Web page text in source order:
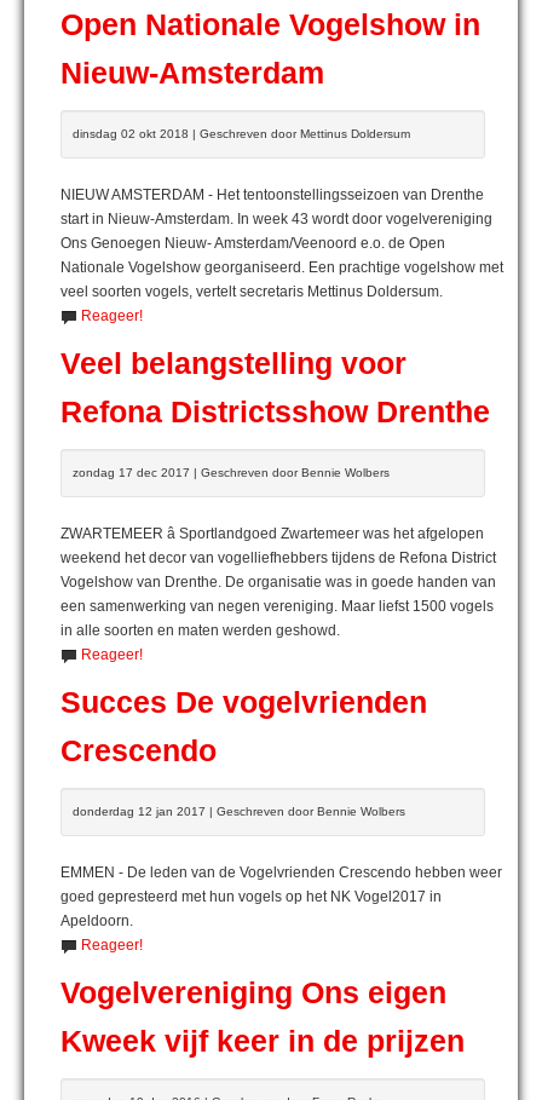
Open Nationale Vogelshow in
Nieuw-Amsterdam
dinsdag 02 okt 2018 | Geschreven door Mettinus Doldersum
NIEUW AMSTERDAM - Het tentoonstellingsseizoen van Drenthe
start in Nieuw-Amsterdam. In week 43 wordt door vogelvereniging
Ons Genoegen Nieuw- Amsterdam/Veenoord e.o. de Open
Nationale Vogelshow georganiseerd. Een prachtige vogelshow met
veel soorten vogels, vertelt secretaris Mettinus Doldersum.
Reageer!
Veel belangstelling voor
Refona Districtsshow Drenthe
zondag 17 dec 2017 | Geschreven door Bennie Wolbers
ZWARTEMEER â Sportlandgoed Zwartemeer was het afgelopen
weekend het decor van vogelliefhebbers tijdens de Refona District
Vogelshow van Drenthe. De organisatie was in goede handen van
een samenwerking van negen vereniging. Maar liefst 1500 vogels
in alle soorten en maten werden geshowd.
Reageer!
Succes De vogelvrienden
Crescendo
donderdag 12 jan 2017 | Geschreven door Bennie Wolbers
EMMEN - De leden van de Vogelvrienden Crescendo hebben weer
goed gepresteerd met hun vogels op het NK Vogel2017 in
Apeldoorn.
Reageer!
Vogelvereniging Ons eigen
Kweek vijf keer in de prijzen